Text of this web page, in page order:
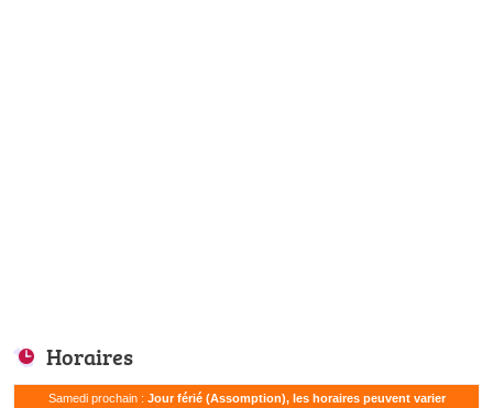
Horaires
Samedi prochain : Jour férié (Assomption), les horaires peuvent varier